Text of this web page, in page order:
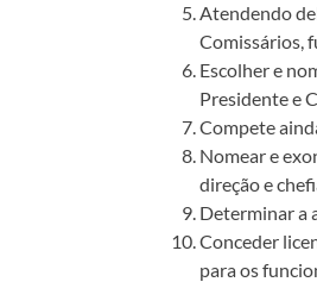
Atendendo
Comissários,
Escolher e
Presidente e
Compete
Nomear e
direção e
Determinar a
Conceder
para os